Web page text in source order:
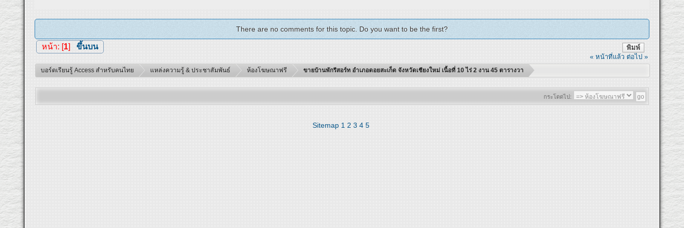
There are no comments for this topic. Do you want to be the first?
พิมพ์
หน้า: [1] ขึ้นบน
« หน้าที่แล้ว ต่อไป »
บอร์ดเรียนรู้ Access สำหรับคนไทย แหล่งความรู้ & ประชาสัมพันธ์ ห้องโฆษณาฟรี ขายบ้านพักรีสอร์ท อำเภอดอยสะเก็ด จังหวัดเชียงใหม่ เนื้อที่ 10 ไร่ 2 งาน 45 ตารางวา
กระโดดไป:
Sitemap 1 2 3 4 5